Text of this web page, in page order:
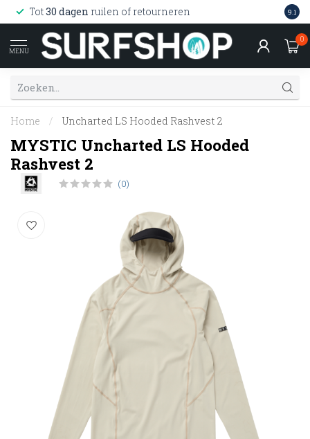
Tot30 dagen ruilen of retourneren 9.1
MENU
0
Home / Uncharted LS Hooded Rashvest 2
MYSTIC Uncharted LS Hooded
Rashvest 2
(0)